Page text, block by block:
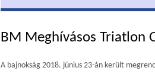
BM Meghívásos Triatlon
A bajnokság 2018. június 23-án került